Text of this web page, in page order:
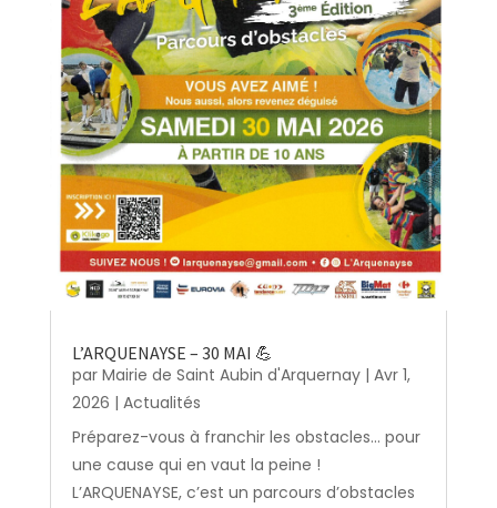
L’ARQUENAYSE – 30 MAI 💪
par Mairie de Saint Aubin d'Arquernay| Avr 1,
2026 | Actualités
Préparez-vous à franchir les obstacles… pour
une cause qui en vaut la peine !
L’ARQUENAYSE, c’est un parcours d’obstacles